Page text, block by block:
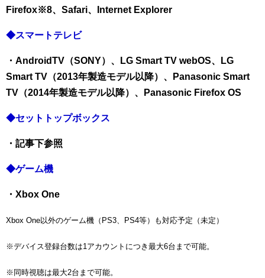
Firefox※8、Safari、Internet Explorer
◆スマートテレビ
・AndroidTV（SONY）、LG Smart TV webOS、LG
Smart TV（2013年製造モデル以降）、Panasonic Smart
TV（2014年製造モデル以降）、Panasonic Firefox OS
◆セットトップボックス
・記事下参照
◆ゲーム機
・Xbox One
Xbox One以外のゲーム機（PS3、PS4等）も対応予定（未定）
※デバイス登録台数は1アカウントにつき最大6台まで可能。
※同時視聴は最大2台まで可能。